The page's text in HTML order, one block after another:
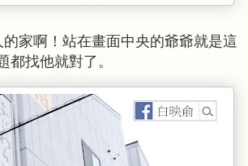
家啊！站在畫面中央的爺爺就是這
找他就對了。